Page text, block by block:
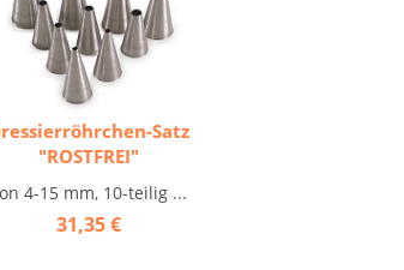
Satz
"ROSTFREI"
4-15 mm, 10-teilig ...
31,35 €